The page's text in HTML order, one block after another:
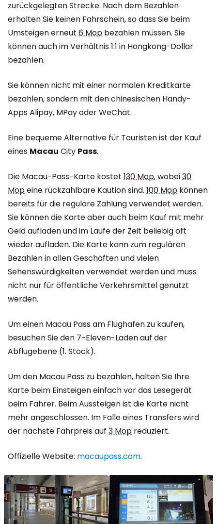
zurückgelegten Strecke. Nach dem Bezahlen
erhalten Sie keinen Fahrschein, so dass Sie beim
Umsteigen erneut 6 Mop bezahlen müssen. Sie
können auch im Verhältnis 1:1 in Hongkong-Dollar
bezahlen.
Sie können nicht mit einer normalen Kreditkarte
bezahlen, sondern mit den chinesischen Handy-
Apps Alipay, MPay oder WeChat.
Eine bequeme Alternative für Touristen ist der Kauf
eines Macau City Pass.
Die Macau-Pass-Karte kostet 130 Mop, wobei30
Mopeine rückzahlbare Kaution sind. 100 Mop können
bereits für die reguläre Zahlung verwendet werden.
Sie können die Karte aber auch beim Kauf mit mehr
Geld aufladen und im Laufe der Zeit beliebig oft
wieder aufladen. Die Karte kann zum regulären
Bezahlen in allen Geschäften und vielen
Sehenswürdigkeiten verwendet werden und muss
nicht nur für öffentliche Verkehrsmittel genutzt
werden.
Um einen Macau Pass am Flughafen zu kaufen,
besuchen Sie den 7-Eleven-Laden auf der
Abflugebene (1. Stock).
Um den Macau Pass zu bezahlen, halten Sie Ihre
Karte beim Einsteigen einfach vor das Lesegerät
beim Fahrer. Beim Aussteigen ist die Karte nicht
mehr angeschlossen. Im Falle eines Transfers wird
der nächste Fahrpreis auf 3 Mop reduziert.
Offizielle Website: macaupass.com.